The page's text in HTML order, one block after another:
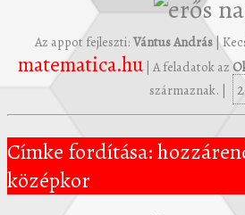
Az appot fejleszti: Vántus András |
matematica.hu| A feladatok az
származnak. |
2
Címke fordítása:
középkor